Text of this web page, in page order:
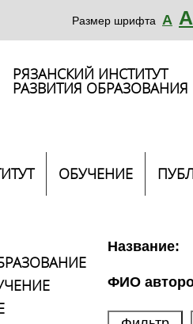
Размер шрифта А А
РЯЗАНСКИЙ ИНСТИТУТ
РАЗВИТИЯ ОБРАЗОВАНИЯ
ОБУЧЕНИЕ
Название:
ФИО